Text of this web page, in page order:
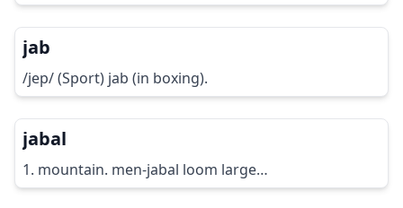
jab
/jep/ (Sport) jab (in boxing).
jabal
1. mountain. men-jabal loom large…